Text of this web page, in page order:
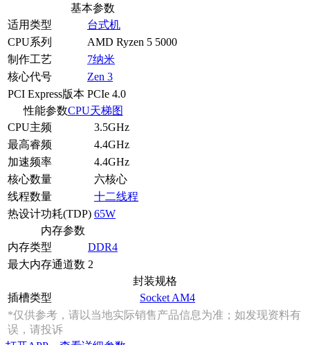
基本参数
适用类型
台式机
CPU系列
AMD Ryzen 5 5000
制作工艺
7纳米
核心代号
Zen 3
PCI Express版本 PCIe 4.0
性能参数CPU天梯图
CPU主频
3.5GHz
最高睿频
4.4GHz
加速频率
4.4GHz
核心数量
六核心
线程数量
十二线程
热设计功耗(TDP) 65W
内存参数
内存类型
DDR4
最大内存通道数 2
封装规格
插槽类型
Socket AM4
*仅供参考，请以当地实际销售产品信息为准；如发现资料有
误，请投诉